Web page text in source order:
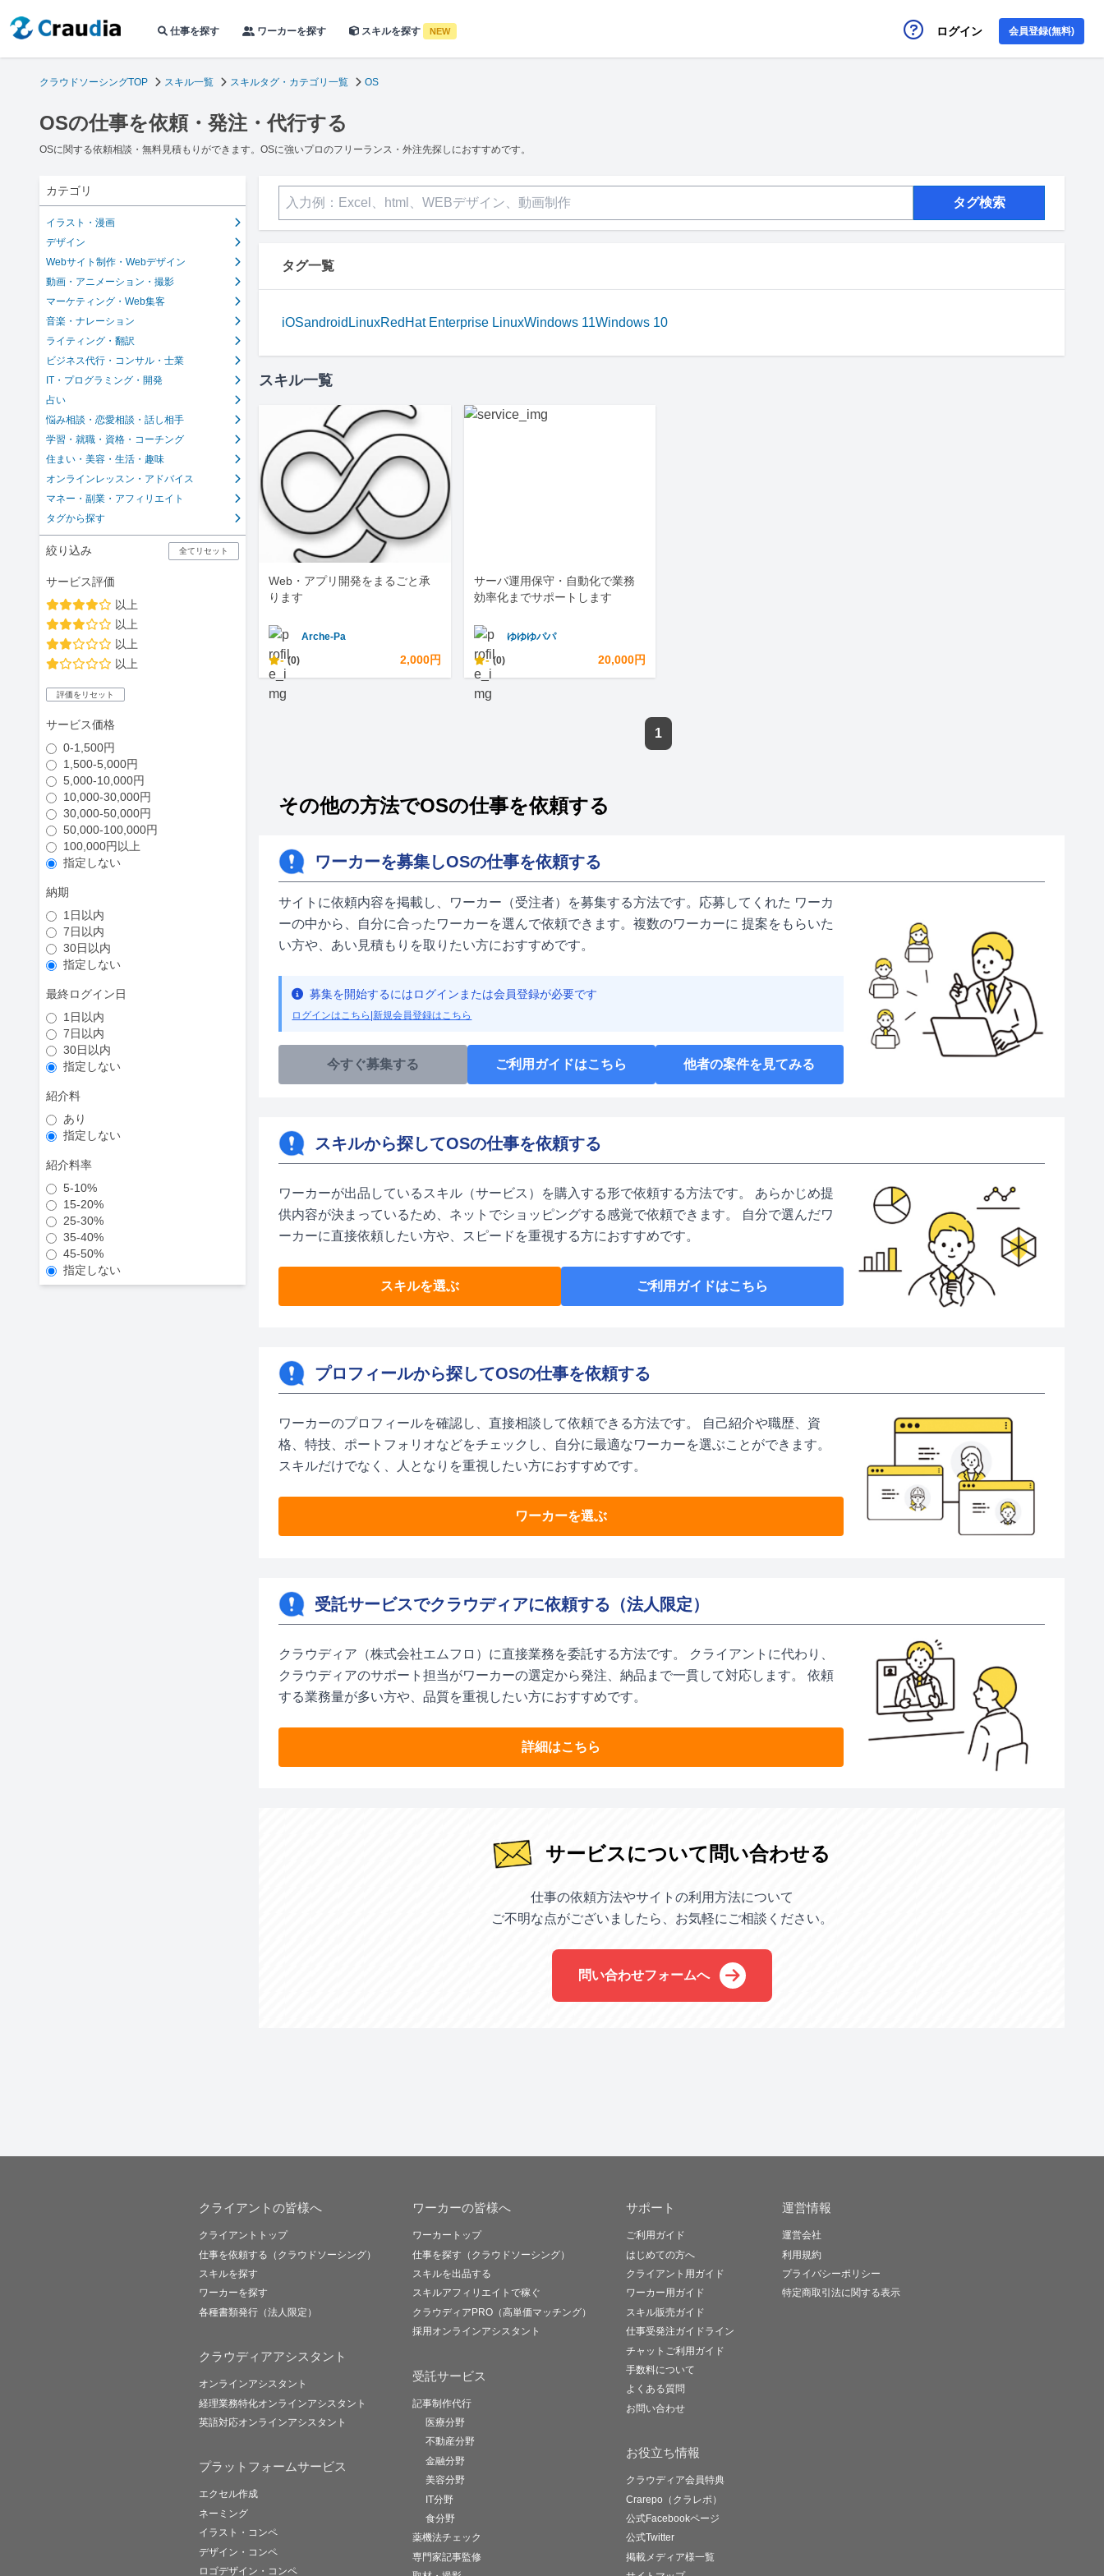
仕事を探す ワーカーを探す スキルを探す NEW ログイン 会員登録(無料)
クラウドソーシングTOP スキル一覧 スキルタグ・カテゴリ一覧 OS
OSの仕事を依頼・発注・代行する
OSに関する依頼相談・無料見積もりができます。OSに強いプロのフリーランス・外注先探しにおすすめです。
カテゴリ
イラスト・漫画
デザイン
Webサイト制作・Webデザイン
動画・アニメーション・撮影
マーケティング・Web集客
音楽・ナレーション
ライティング・翻訳
ビジネス代行・コンサル・士業
IT・プログラミング・開発
占い
悩み相談・恋愛相談・話し相手
学習・就職・資格・コーチング
住まい・美容・生活・趣味
オンラインレッスン・アドバイス
マネー・副業・アフィリエイト
タグから探す
絞り込み 全てリセット
サービス評価
以上
以上
以上
以上
評価をリセット
サービス価格
0-1,500円
1,500-5,000円
5,000-10,000円
10,000-30,000円
30,000-50,000円
50,000-100,000円
100,000円以上
指定しない
納期
1日以内
7日以内
30日以内
指定しない
最終ログイン日
1日以内
7日以内
30日以内
指定しない
紹介料
あり
指定しない
紹介料率
5-10%
15-20%
25-30%
35-40%
45-50%
指定しない
タグ検索
タグ一覧
iOSandroid LinuxRedHat Enterprise LinuxWindows 11Windows 10
スキル一覧
Web・アプリ開発をまるごと承
ります
Arche-Pa
- (0) 2,000円
サーバ運用保守・自動化で業務
効率化までサポートします
ゆゆゆパパ
- (0) 20,000円
1
その他の方法でOSの仕事を依頼する
ワーカーを募集しOSの仕事を依頼する
サイトに依頼内容を掲載し、ワーカー（受注者）を募集する方法です。応募してくれた ワーカ
ーの中から、自分に合ったワーカーを選んで依頼できます。複数のワーカーに 提案をもらいた
い方や、あい見積もりを取りたい方におすすめです。
募集を開始するにはログインまたは会員登録が必要です
ログインはこちら |新規会員登録はこちら
今すぐ募集する ご利用ガイドはこちら 他者の案件を見てみる
スキルから探してOSの仕事を依頼する
ワーカーが出品しているスキル（サービス）を購入する形で依頼する方法です。 あらかじめ提
供内容が決まっているため、ネットでショッピングする感覚で依頼できます。 自分で選んだワ
ーカーに直接依頼したい方や、スピードを重視する方におすすめです。
スキルを選ぶ ご利用ガイドはこちら
プロフィールから探してOSの仕事を依頼する
ワーカーのプロフィールを確認し、直接相談して依頼できる方法です。 自己紹介や職歴、資
格、特技、ポートフォリオなどをチェックし、自分に最適なワーカーを選ぶことができます。
スキルだけでなく、人となりを重視したい方におすすめです。
ワーカーを選ぶ
受託サービスでクラウディアに依頼する（法人限定）
クラウディア（株式会社エムフロ）に直接業務を委託する方法です。 クライアントに代わり、
クラウディアのサポート担当がワーカーの選定から発注、納品まで一貫して対応します。 依頼
する業務量が多い方や、品質を重視したい方におすすめです。
詳細はこちら
サービスについて問い合わせる
仕事の依頼方法やサイトの利用方法について
ご不明な点がございましたら、お気軽にご相談ください。
問い合わせフォームへ
クライアントの皆様へ
クライアントトップ
仕事を依頼する（クラウドソーシング）
スキルを探す
ワーカーを探す
各種書類発行（法人限定）
クラウディアアシスタント
オンラインアシスタント
経理業務特化オンラインアシスタント
英語対応オンラインアシスタント
プラットフォームサービス
エクセル作成
ネーミング
イラスト・コンペ
デザイン・コンペ
ロゴデザイン・コンペ
ワーカーの皆様へ
ワーカートップ
仕事を探す（クラウドソーシング）
スキルを出品する
スキルアフィリエイトで稼ぐ
クラウディアPRO（高単価マッチング）
採用オンラインアシスタント
受託サービス
記事制作代行
医療分野
不動産分野
金融分野
美容分野
IT分野
食分野
薬機法チェック
専門家記事監修
サポート
ご利用ガイド
はじめての方へ
クライアント用ガイド
ワーカー用ガイド
スキル販売ガイド
仕事受発注ガイドライン
チャットご利用ガイド
手数料について
よくある質問
お問い合わせ
お役立ち情報
クラウディア会員特典
Crarepo（クラレポ）
公式Facebookページ
公式Twitter
掲載メディア様一覧
運営情報
運営会社
利用規約
プライバシーポリシー
特定商取引法に関する表示